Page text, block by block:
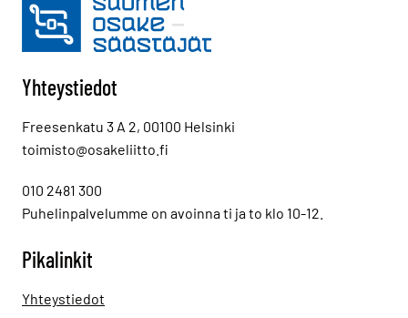
Yhteystiedot
Freesenkatu 3 A 2, 00100 Helsinki
toimisto@osakeliitto.fi
010 2481 300
Puhelinpalvelumme on avoinna ti ja to klo 10-12.
Pikalinkit
Yhteystiedot